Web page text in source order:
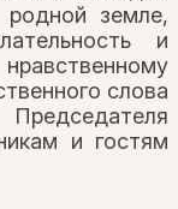
земле,
и
слова
и гостям